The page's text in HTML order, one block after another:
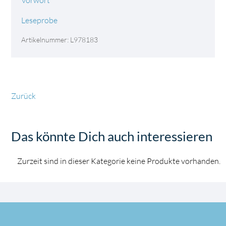
Leseprobe
Artikelnummer: L978183
Zurück
Das könnte Dich auch interessieren
Zurzeit sind in dieser Kategorie keine Produkte vorhanden.